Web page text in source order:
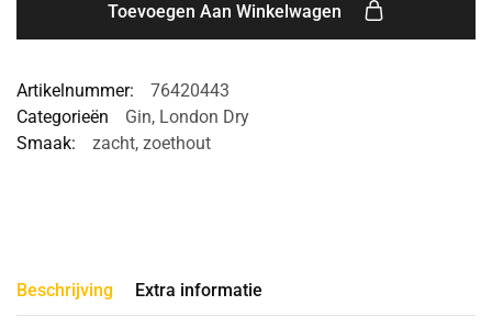
Toevoegen Aan Winkelwagen
Artikelnummer:
76420443
Categorieën
Gin, London Dry
Smaak:
zacht, zoethout
Beschrijving Extra informatie